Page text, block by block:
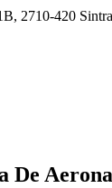
2710-420
De